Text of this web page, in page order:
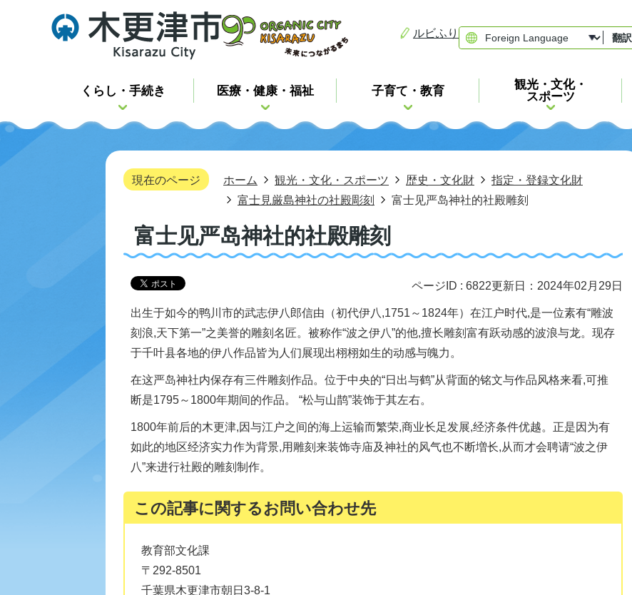
ルビふり 翻訳
くらし・手続き 医療・健康・福祉 子育て・教育
観光・文化・
スポーツ
現在のページ ホーム 観光・文化・スポーツ 歴史・文化財
指定・登録文化財
富士見厳島神社の社殿彫刻
富士见严岛神社的社殿雕刻
富士见严岛神社的社殿雕刻
ページID : 6822更新日：2024年02月29日
出生于如今的鸭川市的武志伊八郎信由（初代伊八,1751～1824年）在江户时代,是一位素有“雕波
刻浪,天下第一”之美誉的雕刻名匠。被称作“波之伊八”的他,擅长雕刻富有跃动感的波浪与龙。现存
于千叶县各地的伊八作品皆为人们展现出栩栩如生的动感与魄力。
在这严岛神社内保存有三件雕刻作品。位于中央的“日出与鹤”从背面的铭文与作品风格来看,可推
断是1795～1800年期间的作品。 “松与山鹊”装饰于其左右。
1800年前后的木更津,因与江户之间的海上运输而繁荣,商业长足发展,经济条件优越。正是因为有
如此的地区经济实力作为背景,用雕刻来装饰寺庙及神社的风气也不断増长,从而才会聘请“波之伊
八”来进行社殿的雕刻制作。
この記事に関するお問い合わせ先
教育部文化課
〒292-8501
千葉県木更津市朝日3-8-1